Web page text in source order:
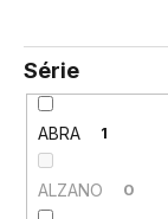
Série
ABRA 1
ALZANO 0